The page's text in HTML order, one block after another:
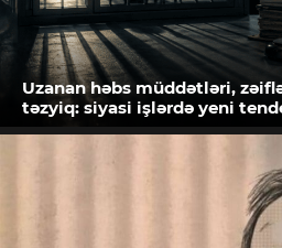
Uzanan həbs müddətləri,
təzyiq: siyasi işlərdə yeni